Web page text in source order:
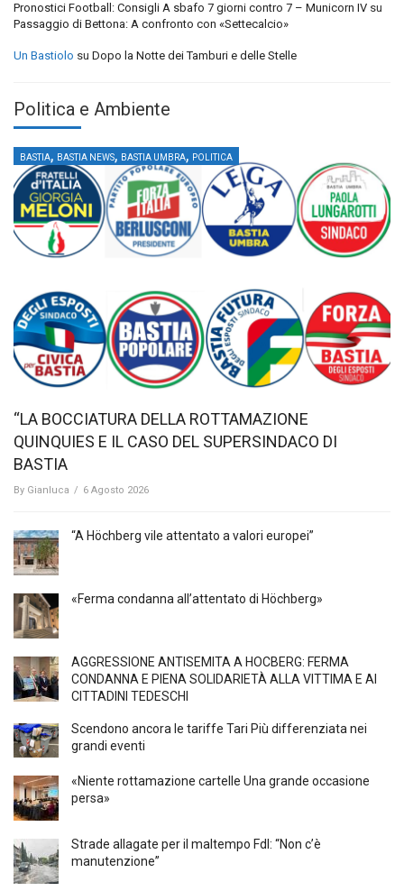
Pronostici Football: Consigli A sbafo 7 giorni contro 7 – Municorn IV su
Passaggio di Bettona: A confronto con «Settecalcio»
Un Bastiolo su Dopo la Notte dei Tamburi e delle Stelle
Politica e Ambiente
BASTIA, BASTIA NEWS, BASTIA UMBRA, POLITICA
“LA BOCCIATURA DELLA ROTTAMAZIONE
QUINQUIES E IL CASO DEL SUPERSINDACO DI
BASTIA
By Gianluca / 6 Agosto 2026
“A Höchberg vile attentato a valori europei”
«Ferma condanna all’attentato di Höchberg»
AGGRESSIONE ANTISEMITA A HÖCBERG: FERMA
CONDANNA E PIENA SOLIDARIETÀ ALLA VITTIMA E AI
CITTADINI TEDESCHI
Scendono ancora le tariffe Tari Più differenziata nei
grandi eventi
«Niente rottamazione cartelle Una grande occasione
persa»
Strade allagate per il maltempo FdI: “Non c’è
manutenzione”